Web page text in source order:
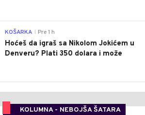
KOŠARKA Pre 1 h
Hoćeš da igraš sa Nikolom Jokićem u
Denveru? Plati 350 dolara i može
KOLUMNA - NEBOJŠA ŠATARA